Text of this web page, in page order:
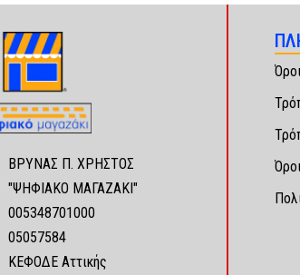
ΒΡΥΝΑΣ Π. ΧΡΗΣΤΟΣ
"ΨΗΦΙΑΚΟ ΜΑΓΑΖΑΚΙ"
005348701000
05057584
ΚΕΦΟΔΕ Αττικής